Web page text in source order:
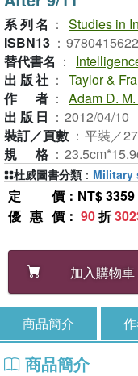
系列名 ： Studies in
ISBN13 ：
替代書名 ：
出版社 ： Taylor &
作者 ： Adam D.
出版日 ： 2012/04/10
裝訂／頁數 ： 平裝／
規格 ：
定價 ：NT$
優惠價 ： 90折
加入購物車
杜威圖書分類 ： Military
商品簡介
商品簡介